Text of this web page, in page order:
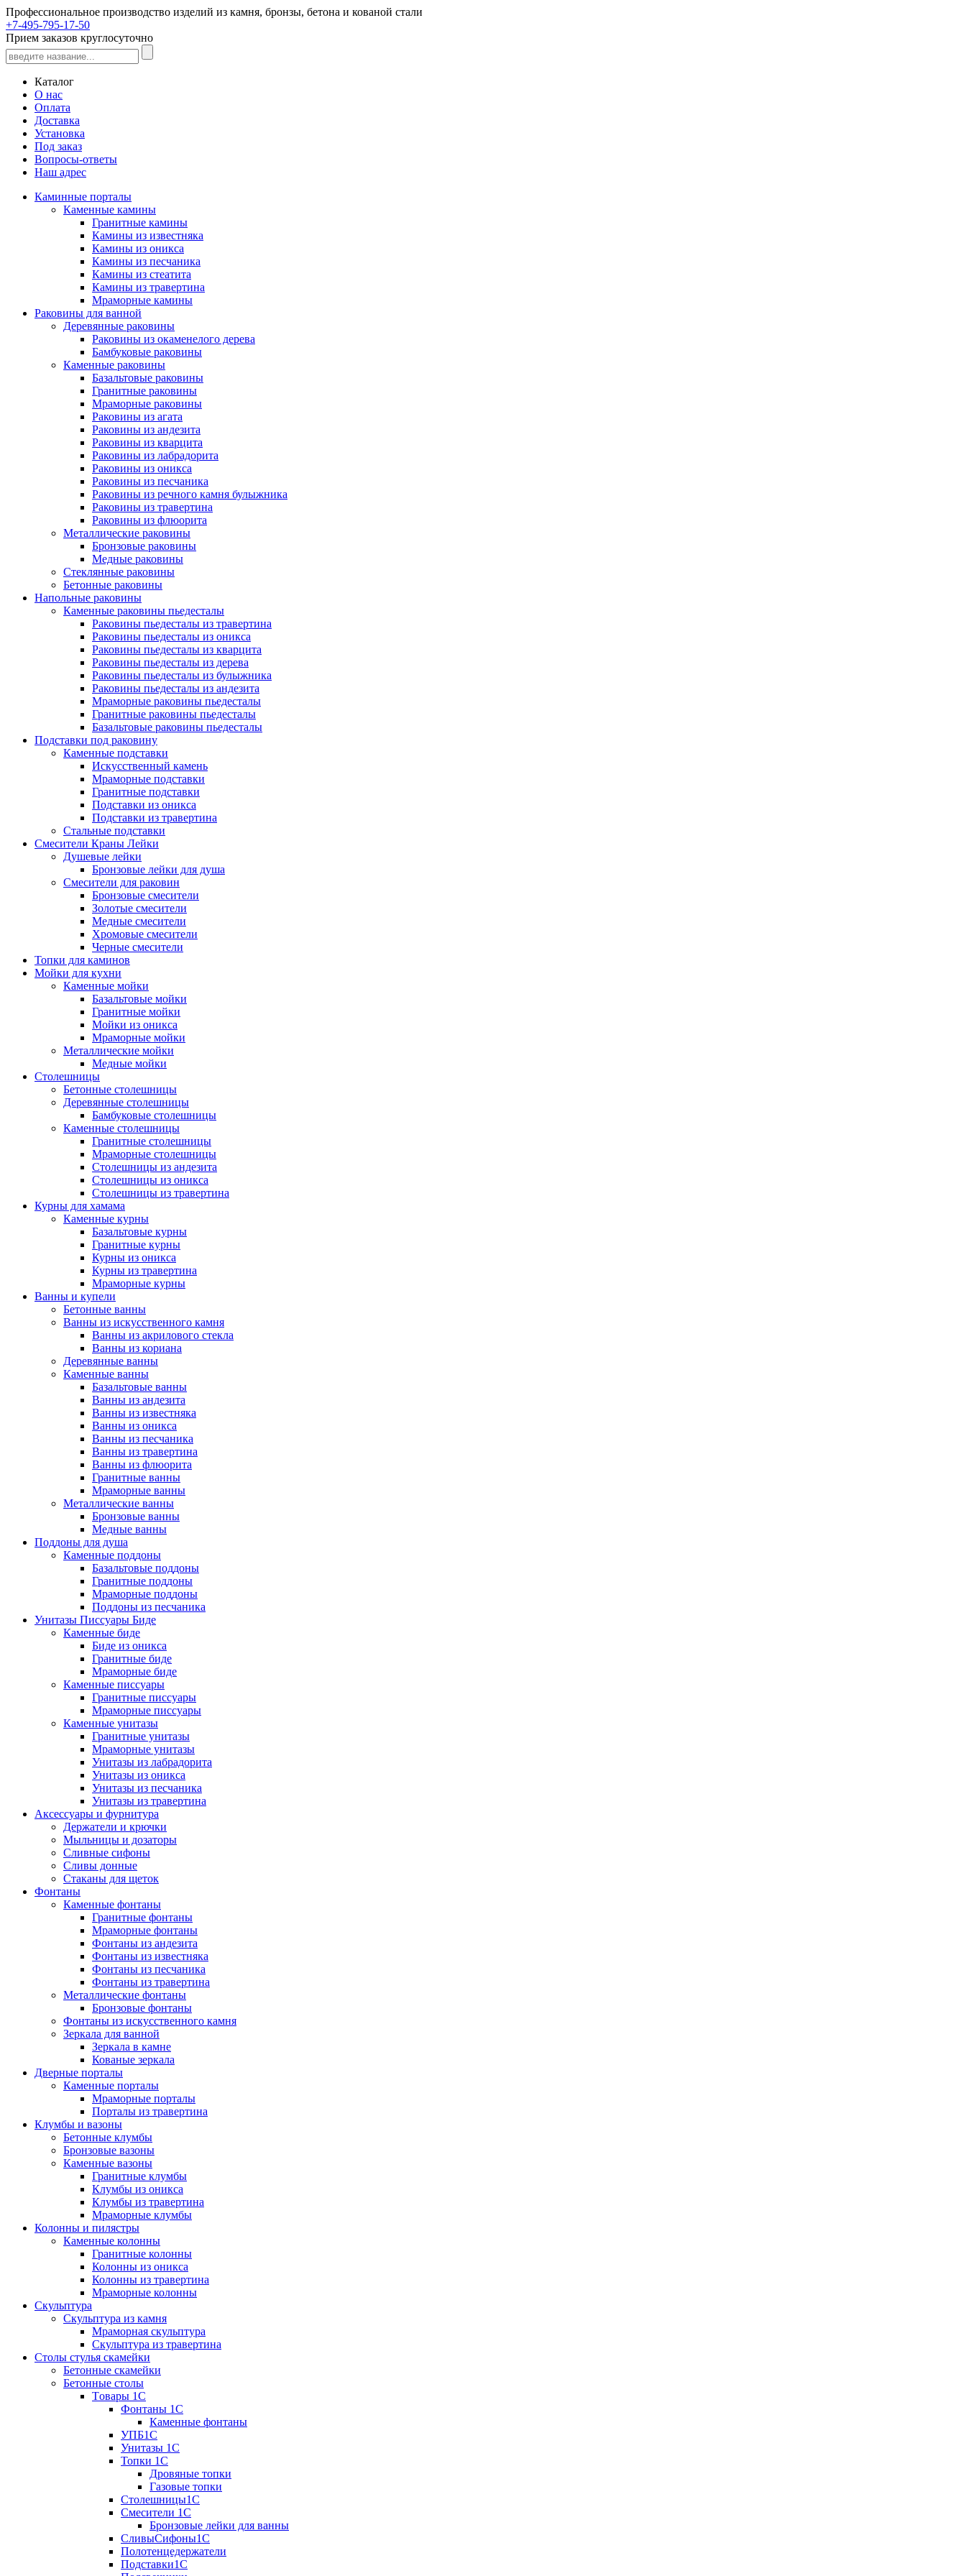
Профессиональное производство изделий из камня, бронзы, бетона и кованой стали
+7-495-795-17-50
Прием заказов круглосуточно
Каталог
О нас
Оплата
Доставка
Установка
Под заказ
Вопросы-ответы
Наш адрес
Каминные порталы
Каменные камины
Гранитные камины
Камины из известняка
Камины из оникса
Камины из песчаника
Камины из стеатита
Камины из травертина
Мраморные камины
Раковины для ванной
Деревянные раковины
Раковины из окаменелого дерева
Бамбуковые раковины
Каменные раковины
Базальтовые раковины
Гранитные раковины
Мраморные раковины
Раковины из агата
Раковины из андезита
Раковины из кварцита
Раковины из лабрадорита
Раковины из оникса
Раковины из песчаника
Раковины из речного камня булыжника
Раковины из травертина
Раковины из флюорита
Металлические раковины
Бронзовые раковины
Медные раковины
Стеклянные раковины
Бетонные раковины
Напольные раковины
Каменные раковины пьедесталы
Раковины пьедесталы из травертина
Раковины пьедесталы из оникса
Раковины пьедесталы из кварцита
Раковины пьедесталы из дерева
Раковины пьедесталы из булыжника
Раковины пьедесталы из андезита
Мраморные раковины пьедесталы
Гранитные раковины пьедесталы
Базальтовые раковины пьедесталы
Подставки под раковину
Каменные подставки
Искусственный камень
Мраморные подставки
Гранитные подставки
Подставки из оникса
Подставки из травертина
Стальные подставки
Смесители Краны Лейки
Душевые лейки
Бронзовые лейки для душа
Смесители для раковин
Бронзовые смесители
Золотые смесители
Медные смесители
Хромовые смесители
Черные смесители
Топки для каминов
Мойки для кухни
Каменные мойки
Базальтовые мойки
Гранитные мойки
Мойки из оникса
Мраморные мойки
Металлические мойки
Медные мойки
Столешницы
Бетонные столешницы
Деревянные столешницы
Бамбуковые столешницы
Каменные столешницы
Гранитные столешницы
Мраморные столешницы
Столешницы из андезита
Столешницы из оникса
Столешницы из травертина
Курны для хамама
Каменные курны
Базальтовые курны
Гранитные курны
Курны из оникса
Курны из травертина
Мраморные курны
Ванны и купели
Бетонные ванны
Ванны из искусственного камня
Ванны из акрилового стекла
Ванны из кориана
Деревянные ванны
Каменные ванны
Базальтовые ванны
Ванны из андезита
Ванны из известняка
Ванны из оникса
Ванны из песчаника
Ванны из травертина
Ванны из флюорита
Гранитные ванны
Мраморные ванны
Металлические ванны
Бронзовые ванны
Медные ванны
Поддоны для душа
Каменные поддоны
Базальтовые поддоны
Гранитные поддоны
Мраморные поддоны
Поддоны из песчаника
Унитазы Писсуары Биде
Каменные биде
Биде из оникса
Гранитные биде
Мраморные биде
Каменные писсуары
Гранитные писсуары
Мраморные писсуары
Каменные унитазы
Гранитные унитазы
Мраморные унитазы
Унитазы из лабрадорита
Унитазы из оникса
Унитазы из песчаника
Унитазы из травертина
Аксессуары и фурнитура
Держатели и крючки
Мыльницы и дозаторы
Сливные сифоны
Сливы донные
Стаканы для щеток
Фонтаны
Каменные фонтаны
Гранитные фонтаны
Мраморные фонтаны
Фонтаны из андезита
Фонтаны из известняка
Фонтаны из песчаника
Фонтаны из травертина
Металлические фонтаны
Бронзовые фонтаны
Фонтаны из искусственного камня
Зеркала для ванной
Зеркала в камне
Кованые зеркала
Дверные порталы
Каменные порталы
Мраморные порталы
Порталы из травертина
Клумбы и вазоны
Бетонные клумбы
Бронзовые вазоны
Каменные вазоны
Гранитные клумбы
Клумбы из оникса
Клумбы из травертина
Мраморные клумбы
Колонны и пилястры
Каменные колонны
Гранитные колонны
Колонны из оникса
Колонны из травертина
Мраморные колонны
Скульптура
Скульптура из камня
Мраморная скульптура
Скульптура из травертина
Столы стулья скамейки
Бетонные скамейки
Бетонные столы
Tовары 1C
Фонтаны 1C
Каменные фонтаны
УПБ1С
Унитазы 1С
Топки 1С
Дровяные топки
Газовые топки
Столешницы1С
Смесители 1С
Бронзовые лейки для ванны
СливыСифоны1С
Полотенцедержатели
Подставки1С